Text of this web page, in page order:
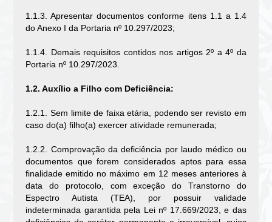
1.1.3. Apresentar documentos conforme itens 1.1 a 1.4
do Anexo I da Portaria nº 10.297/2023;
1.1.4. Demais requisitos contidos nos artigos 2º a 4º da
Portaria nº 10.297/2023.
1.2. Auxílio a Filho com Deficiência:
1.2.1. Sem limite de faixa etária, podendo ser revisto em
caso do(a) filho(a) exercer atividade remunerada;
1.2.2. Comprovação da deficiência por laudo médico ou
documentos que forem considerados aptos para essa
finalidade emitido no máximo em 12 meses anteriores à
data do protocolo, com exceção do Transtorno do
Espectro Autista (TEA), por possuir validade
indeterminada garantida pela Lei nº 17.669/2023, e das